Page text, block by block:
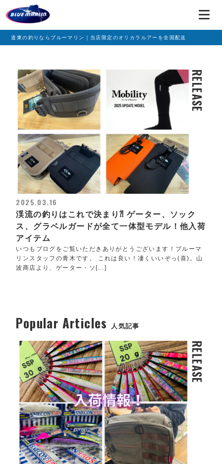
道東の釣りならブルーマリン｜当店限定のオリカラルアーを全国配送
RELEASE
2025.03.16
渓流の釣りはこれで決まり⁈ ゲーター、ソック
ス、グラベルガードが全て一体型モデル！他入荷
アイテム
いつもブログをご覧いただきありがとうございます！ブルーマ
リンスタッフの青木です。 これは良い！凄くいいぞっ(喜)。山
波商店より、ゲーター・ソ[...]
Popular Articles 人気記事
RELEASE